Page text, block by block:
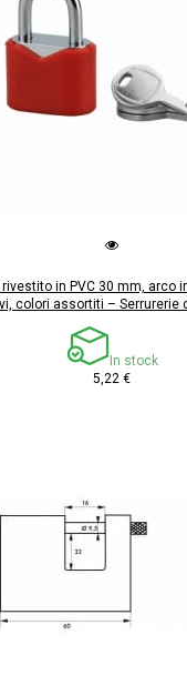
in PVC 30 mm, arco
colori assortiti – Serrurerie
In stock
5,22 €